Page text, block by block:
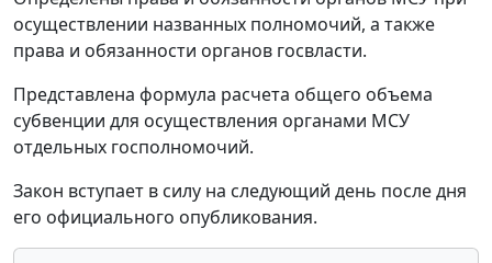
осуществлении названных полномочий, а также
права и обязанности органов госвласти.
Представлена формула расчета общего объема
субвенции для осуществления органами МСУ
отдельных госполномочий.
Закон вступает в силу на следующий день после дня
его официального опубликования.